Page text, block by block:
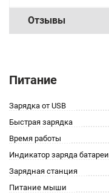
Отзывы
Питание
Зарядка от USB
Быстрая зарядка
Время работы
Индикатор заряда батареи
Зарядная станция
Питание мыши